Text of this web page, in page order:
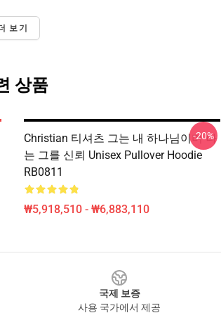
보기
상품
Christian 티셔츠 그는 내 하나님이며 나
는 그를 신뢰 Unisex Pullover Hoodie
RB0811
₩5,918,510 - ₩6,883,110
-20%
국제 보증
사용 국가에서 제공